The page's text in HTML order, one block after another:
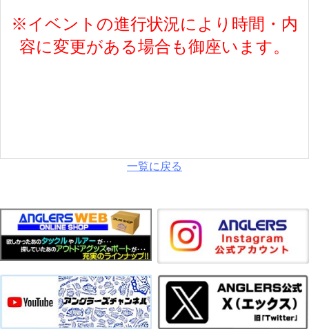
※イベントの進行状況により時間・内
容に変更がある場合も御座います。
一覧に戻る